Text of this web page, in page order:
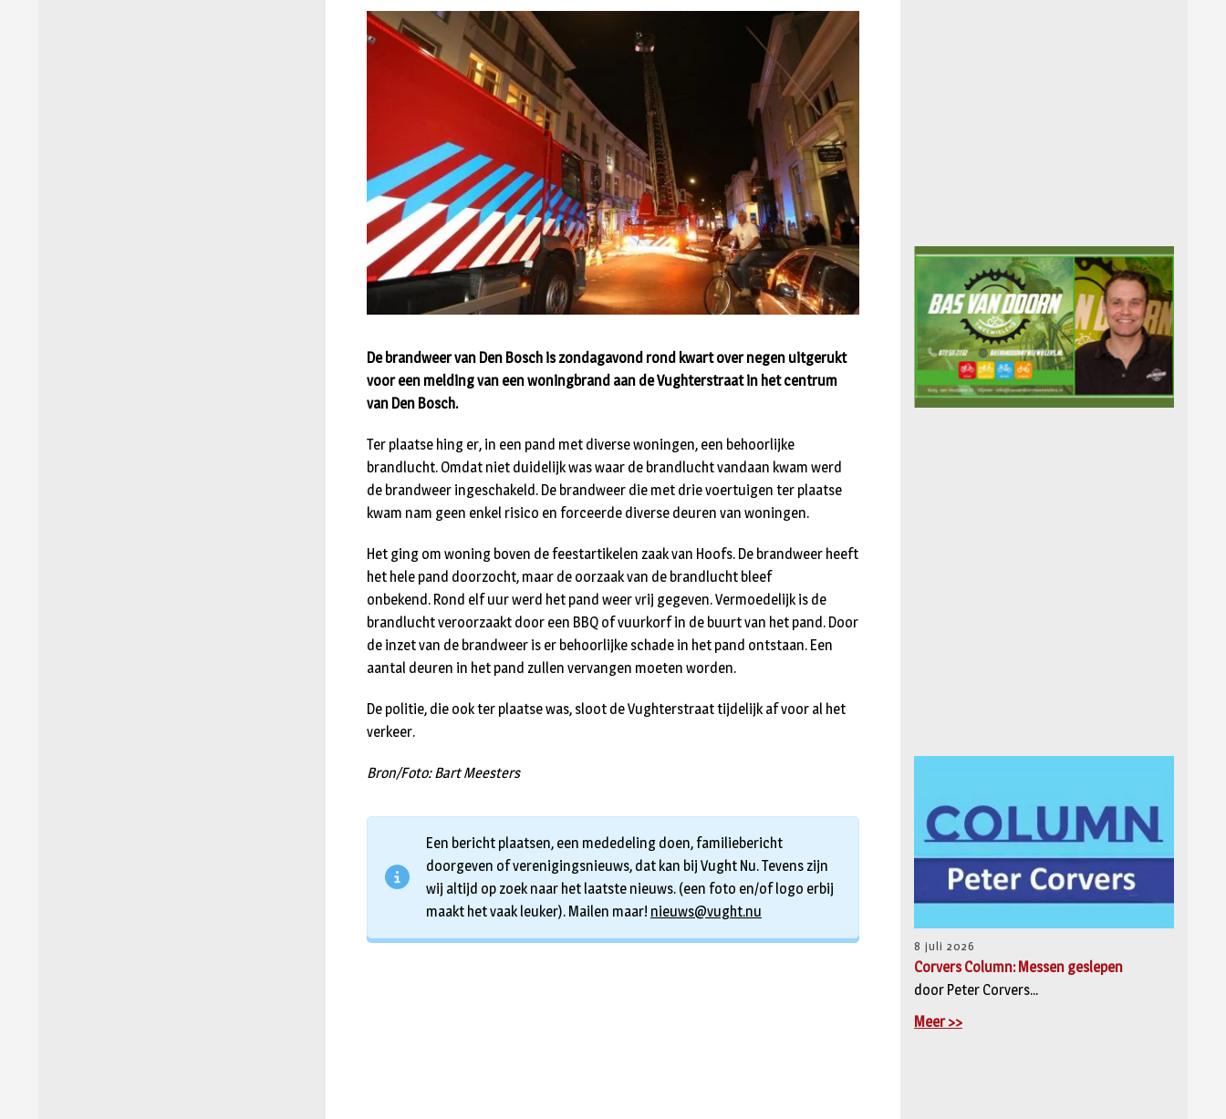
De brandweer van Den Bosch is zondagavond rond kwart over negen uitgerukt
voor een melding van een woningbrand aan de Vughterstraat in het centrum
van Den Bosch.
Ter plaatse hing er, in een pand met diverse woningen, een behoorlijke
brandlucht. Omdat niet duidelijk was waar de brandlucht vandaan kwam werd
de brandweer ingeschakeld. De brandweer die met drie voertuigen ter plaatse
kwam nam geen enkel risico en forceerde diverse deuren van woningen.
Het ging om woning boven de feestartikelen zaak van Hoofs. De brandweer heeft
het hele pand doorzocht, maar de oorzaak van de brandlucht bleef
onbekend. Rond elf uur werd het pand weer vrij gegeven. Vermoedelijk is de
brandlucht veroorzaakt door een BBQ of vuurkorf in de buurt van het pand. Door
de inzet van de brandweer is er behoorlijke schade in het pand ontstaan. Een
aantal deuren in het pand zullen vervangen moeten worden.
De politie, die ook ter plaatse was, sloot de Vughterstraat tijdelijk af voor al het
verkeer.
Bron/Foto: Bart Meesters
Een bericht plaatsen, een mededeling doen, familiebericht
doorgeven of verenigingsnieuws, dat kan bij Vught Nu. Tevens zijn
wij altijd op zoek naar het laatste nieuws. (een foto en/of logo erbij
maakt het vaak leuker). Mailen maar! nieuws@vught.nu
8 juli 2026
Corvers Column: Messen geslepen
door Peter Corvers...
Meer >>